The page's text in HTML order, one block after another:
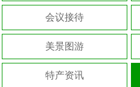
会议接待
美景图游
特产资讯